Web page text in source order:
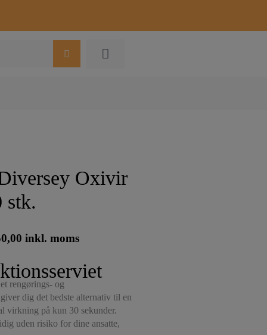
Oxivir
stk.
inkl. moms
rengørings- og
dig det bedste alternativ til en
virkning på kun 30 sekunder.
uden risiko for dine ansatte,